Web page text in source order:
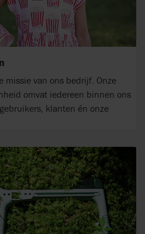
missie van ons bedrijf. Onze
omvat iedereen binnen ons
klanten én onze